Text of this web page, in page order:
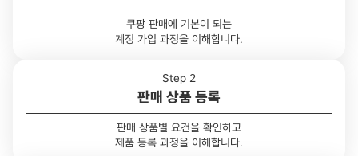
쿠팡 판매에 기본이 되는
계정 가입 과정을 이해합니다.
Step 2
판매 상품 등록
판매 상품별 요건을 확인하고
제품 등록 과정을 이해합니다.